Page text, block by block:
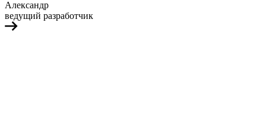
Александр
ведущий разработчик